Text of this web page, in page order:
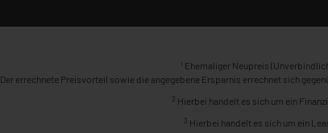
1 Ehemaliger Neupreis
Der errechnete Preisvorteil sowie die angegebene Ersparnis errechnet sich
2 Hierbei handelt es sich um ein
3 Hierbei handelt es sich um ein